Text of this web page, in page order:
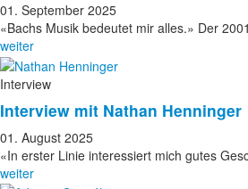
01. September 2025
«Bachs Musik bedeutet mir alles.» Der
weiter
Interview
Interview mit Nathan Henninger
01. August 2025
«In erster Linie interessiert mich gutes
weiter